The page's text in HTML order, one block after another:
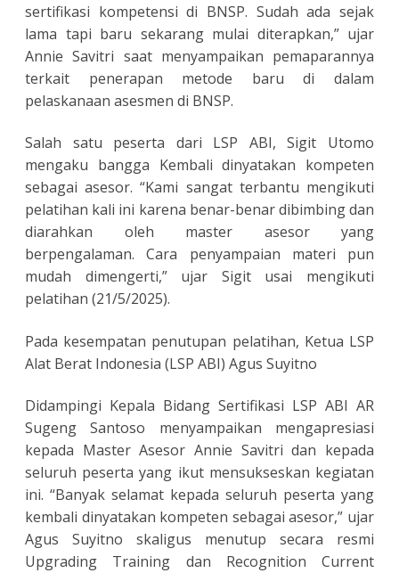
sertifikasi kompetensi di BNSP. Sudah ada sejak
lama tapi baru sekarang mulai diterapkan,” ujar
Annie Savitri saat menyampaikan pemaparannya
terkait penerapan metode baru di dalam
pelaskanaan asesmen di BNSP.
Salah satu peserta dari LSP ABI, Sigit Utomo
mengaku bangga Kembali dinyatakan kompeten
sebagai asesor. “Kami sangat terbantu mengikuti
pelatihan kali ini karena benar-benar dibimbing dan
diarahkan oleh master asesor yang
berpengalaman. Cara penyampaian materi pun
mudah dimengerti,” ujar Sigit usai mengikuti
pelatihan (21/5/2025).
Pada kesempatan penutupan pelatihan, Ketua LSP
Alat Berat Indonesia (LSP ABI) Agus Suyitno
Didampingi Kepala Bidang Sertifikasi LSP ABI AR
Sugeng Santoso menyampaikan mengapresiasi
kepada Master Asesor Annie Savitri dan kepada
seluruh peserta yang ikut mensukseskan kegiatan
ini. “Banyak selamat kepada seluruh peserta yang
kembali dinyatakan kompeten sebagai asesor,” ujar
Agus Suyitno skaligus menutup secara resmi
Upgrading Training dan Recognition Current